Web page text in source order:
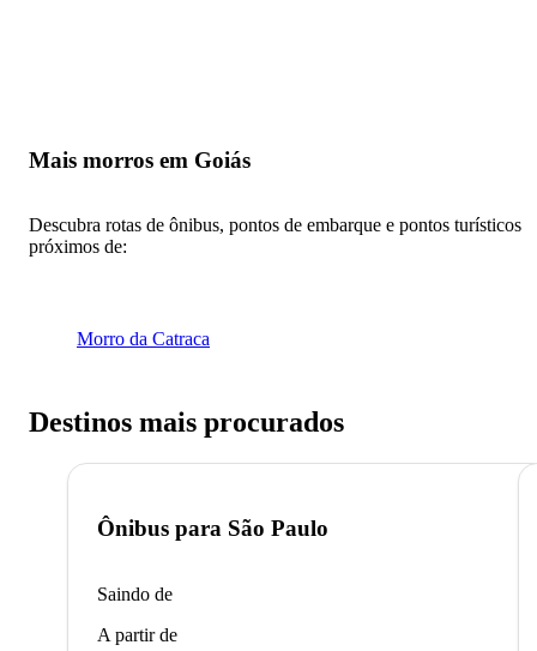
Mais morros em Goiás
Descubra rotas de ônibus, pontos de embarque e pontos turísticos
próximos de:
Morro da Catraca
Destinos mais procurados
Ônibus para São Paulo
Saindo de
A partir de